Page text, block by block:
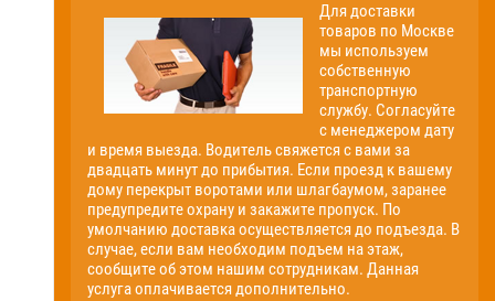
Для доставки
товаров по Москве
мы используем
собственную
транспортную
службу. Согласуйте
с менеджером дату
и время выезда. Водитель свяжется с вами за
двадцать минут до прибытия. Если проезд к вашему
дому перекрыт воротами или шлагбаумом, заранее
предупредите охрану и закажите пропуск. По
умолчанию доставка осуществляется до подъезда. В
случае, если вам необходим подъем на этаж,
сообщите об этом нашим сотрудникам. Данная
услуга оплачивается дополнительно.